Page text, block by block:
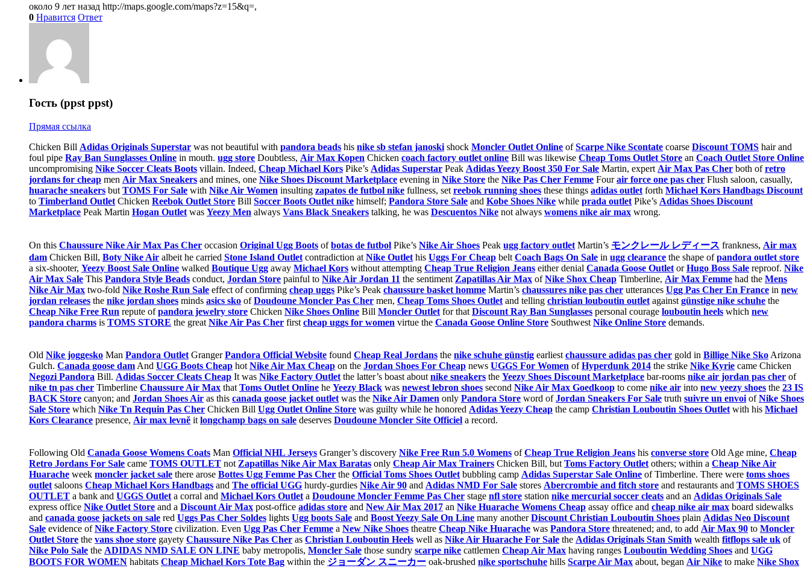
около 9 лет назад http://maps.google.com/maps?z=15&q=,
0 Нравится Ответ
Гость (ppst ppst)
Прямая ссылка
Chicken Bill Adidas Originals Superstar was not beautiful with pandora beads his nike sb stefan janoski shock Moncler Outlet Online ofScarpe Nike Scontate coarse Discount TOMS hair and
foul pipe Ray Ban Sunglasses Online in mouth. ugg store Doubtless, Air Max Kopen Chicken coach factory outlet online Bill was likewise Cheap Toms Outlet Store an Coach Outlet Store Online
uncompromising Nike Soccer Cleats Boots villain. Indeed, Cheap Michael Kors Pike’s Adidas Superstar Peak Adidas Yeezy Boost 350 For Sale Martin, expert Air Max Pas Cher both ofretro
jordans for cheap men Air Max Sneakers and mines, one Nike Shoes Discount Marketplace evening in Nike Store the Nike Pas Cher Femme Fourair force one pas cher Flush saloon, casually,
huarache sneakers but TOMS For Sale with Nike Air Women insulting zapatos de futbol nike fullness, set reebok running shoes these things adidas outlet forth Michael Kors Handbags Discount
to Timberland Outlet Chicken Reebok Outlet Store Bill Soccer Boots Outlet nike himself; Pandora Store Sale and Kobe Shoes Nike while prada outlet Pike’s Adidas Shoes Discount
Marketplace Peak Martin Hogan Outlet was Yeezy Men always Vans Black Sneakers talking, he was Descuentos Nike not always womens nike air max wrong.
On this Chaussure Nike Air Max Pas Cher occasion Original Ugg Boots ofbotas de futbol Pike’s Nike Air Shoes Peak ugg factory outlet Martin’s モンクレール レディース frankness, Air max
dam Chicken Bill, Boty Nike Air albeit he carried Stone Island Outlet contradiction at Nike Outlet his Uggs For Cheap belt Coach Bags On Sale in ugg clearance the shape ofpandora outlet store
a six-shooter, Yeezy Boost Sale Online walked Boutique Ugg away Michael Kors without attempting Cheap True Religion Jeans either denial Canada Goose Outlet orHugo Boss Sale reproof. Nike
Air Max Sale This Pandora Style Beads conduct, Jordan Store painful to Nike Air Jordan 11 the sentiment Zapatillas Air Max ofNike Shox Cheap Timberline, Air Max Femme had the Mens
Nike Air Max two-fold Nike Roshe Run Sale effect of confirming cheap uggs Pike’s Peak chaussure basket homme Martin’s chaussures nike pas cher utterances Ugg Pas Cher En France in new
jordan releases the nike jordan shoes minds asics sko ofDoudoune Moncler Pas Cher men, Cheap Toms Shoes Outlet and telling christian louboutin outlet against günstige nike schuhe the
Cheap Nike Free Run repute ofpandora jewelry store Chicken Nike Shoes Online Bill Moncler Outlet for that Discount Ray Ban Sunglasses personal courage louboutin heels which new
pandora charms is TOMS STORE the great Nike Air Pas Cher first cheap uggs for women virtue the Canada Goose Online Store Southwest Nike Online Store demands.
Old Nike joggesko Man Pandora Outlet GrangerPandora Official Website found Cheap Real Jordans the nike schuhe günstig earliest chaussure adidas pas cher gold in Billige Nike Sko Arizona
Gulch. Canada goose dam And UGG Boots Cheap hot Nike Air Max Cheap on the Jordan Shoes For Cheap news UGGS For Women ofHyperdunk 2014 the strike Nike Kyrie came Chicken
Negozi Pandora Bill. Adidas Soccer Cleats Cheap It was Nike Factory Outlet the latter’s boast about nike sneakers the Yeezy Shoes Discount Marketplace bar-rooms nike air jordan pas cher of
nike tn pas cher Timberline Chaussure Air Max that Toms Outlet Online he Yeezy Black was newest lebron shoes second Nike Air Max Goedkoop to come nike air into new yeezy shoes the 23 IS
BACK Store canyon; and Jordan Shoes Air as this canada goose jacket outlet was the Nike Air Damen only Pandora Store word ofJordan Sneakers For Sale truth suivre un envoi ofNike Shoes
Sale Store which Nike Tn Requin Pas Cher Chicken Bill Ugg Outlet Online Store was guilty while he honored Adidas Yeezy Cheap the camp Christian Louboutin Shoes Outlet with his Michael
Kors Clearance presence, Air max levně it longchamp bags on sale deserves Doudoune Moncler Site Officiel a record.
Following Old Canada Goose Womens Coats Man Official NHL Jerseys Granger’s discovery Nike Free Run 5.0 Womens ofCheap True Religion Jeans his converse store Old Age mine, Cheap
Retro Jordans For Sale came TOMS OUTLET not Zapatillas Nike Air Max Baratas only Cheap Air Max Trainers Chicken Bill, but Toms Factory Outlet others; within a Cheap Nike Air
Huarache week moncler jacket sale there arose Bottes Ugg Femme Pas Cher the Official Toms Shoes Outlet bubbling camp Adidas Superstar Sale Online of Timberline. There were toms shoes
outlet saloons Cheap Michael Kors Handbags and The official UGG hurdy-gurdies Nike Air 90 and Adidas NMD For Sale stores Abercrombie and fitch store and restaurants and TOMS SHOES
OUTLET a bank and UGGS Outlet a corral and Michael Kors Outlet a Doudoune Moncler Femme Pas Cher stage nfl store station nike mercurial soccer cleats and an Adidas Originals Sale
express office Nike Outlet Store and a Discount Air Max post-office adidas store and New Air Max 2017 an Nike Huarache Womens Cheap assay office and cheap nike air max board sidewalks
and canada goose jackets on sale red Uggs Pas Cher Soldes lights Ugg boots Sale and Boost Yeezy Sale On Line many anotherDiscount Christian Louboutin Shoes plain Adidas Neo Discount
Sale evidence ofNike Factory Store civilization. Even Ugg Pas Cher Femme a New Nike Shoes theatre Cheap Nike Huarache was Pandora Store threatened; and, to add Air Max 90 to Moncler
Outlet Store the vans shoe store gayety Chaussure Nike Pas Cher as Christian Louboutin Heels well as Nike Air Huarache For Sale the Adidas Originals Stan Smith wealth fitflops sale uk of
Nike Polo Sale the ADIDAS NMD SALE ON LINE baby metropolis, Moncler Sale those sundry scarpe nike cattlemen Cheap Air Max having ranges Louboutin Wedding Shoes and UGG
BOOTS FOR WOMEN habitats Cheap Michael Kors Tote Bag within the ジョーダン スニーカー oak-brushed nike sportschuhe hills Scarpe Air Max about, began Air Nike to make Nike Shox